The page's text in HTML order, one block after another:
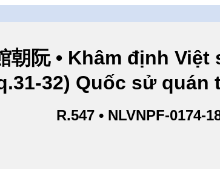
朝阮 • Khâm định
32) Quốc sử quán
R.547 • NLVNPF-0174-